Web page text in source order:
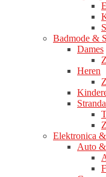
Badmode &
Dames
Heren
Elektronica
Auto